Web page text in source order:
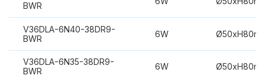
BWR
V36DLA-6N40-38DR9-
BWR
6W
V36DLA-6N35-38DR9-
BWR
6W